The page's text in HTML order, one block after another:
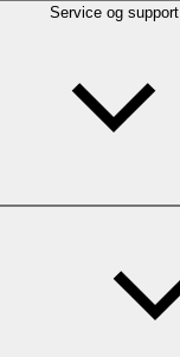
Service og support